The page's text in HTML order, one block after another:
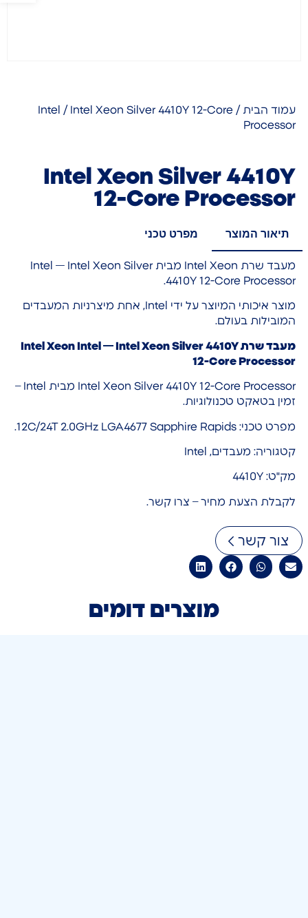
עמוד הבית /
Intel / Intel Xeon Silver 4410Y 12-Core
Processor
Intel Xeon Silver 4410Y
12-Core Processor
תיאור המוצר מפרט טכני
מעבד שרת Intel Xeon מבית Intel — Intel Xeon Silver
4410Y 12-Core Processor.
מוצר איכותי המיוצר על ידי Intel, אחת מיצרניות המעבדים
המובילות בעולם.
מעבד שרת Intel Xeon Intel — Intel Xeon Silver 4410Y
12-Core Processor
Intel Xeon Silver 4410Y 12-Core Processor מבית Intel –
זמין בטאקט טכנולוגיות.
מפרט טכני: 12C/24T 2.0GHz LGA4677 Sapphire Rapids.
קטגוריה: מעבדים, Intel
מק"ט: 4410Y
לקבלת הצעת מחיר – צרו קשר.
צור קשר
מוצרים דומים